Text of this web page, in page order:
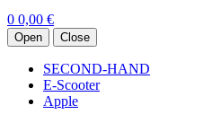
0 0,00 €
Open Close
SECOND-HAND
E-Scooter
Apple